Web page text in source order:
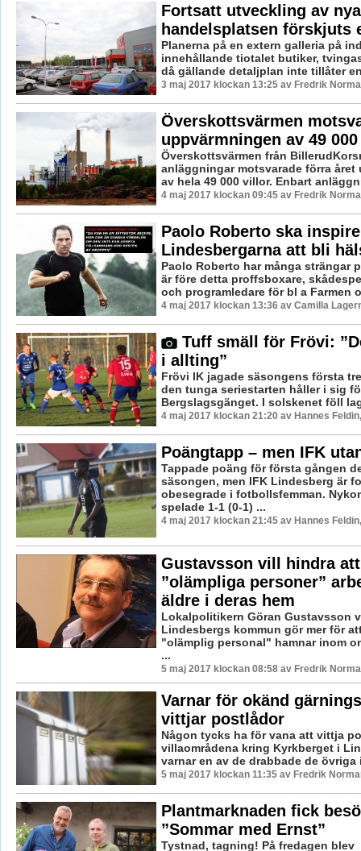
Fortsatt utveckling av nya
handelsplatsen förskjuts
Planerna på en extern galleria på
innehållande tiotalet butiker,
då gällande detaljplan inte tillåter
3 maj 2017 klockan 13:25 av Fredrik
Överskottsvärmen
uppvärmningen av 49
Överskottsvärmen från
anläggningar motsvarade förra året
av hela 49 000 villor. Enbart
4 maj 2017 klockan 09:45 av Fredrik
Paolo Roberto ska
Lindesbergarna att bli
Paolo Roberto har många strängar
är före detta proffsboxare,
och programledare för bl a Farmen
4 maj 2017 klockan 13:36 av Camilla
Tuff smäll för Frövi:
i allting”
Frövi IK jagade säsongens första
den tunga seriestarten håller i sig
Bergslagsgänget. I solskenet föll
4 maj 2017 klockan 21:20 av Hannes
Poängtapp – men IFK
Tappade poäng för första gången
säsongen, men IFK Lindesberg är
obesegrade i fotbollsfemman.
spelade 1-1 (0-1) ...
4 maj 2017 klockan 21:45 av Hannes
Gustavsson vill hindra att
”olämpliga personer”
äldre i deras hem
Lokalpolitikern Göran Gustavsson
Lindesbergs kommun gör mer för
"olämplig personal" hamnar inom
...
5 maj 2017 klockan 08:58 av Fredrik
Varnar för okänd
vittjar postlådor
Någon tycks ha för vana att vittja
villaområdena kring Kyrkberget i
varnar en av de drabbade de övriga
5 maj 2017 klockan 11:35 av Fredrik
Plantmarknaden fick
”Sommar med Ernst”
Tystnad, tagning! På fredagen blev